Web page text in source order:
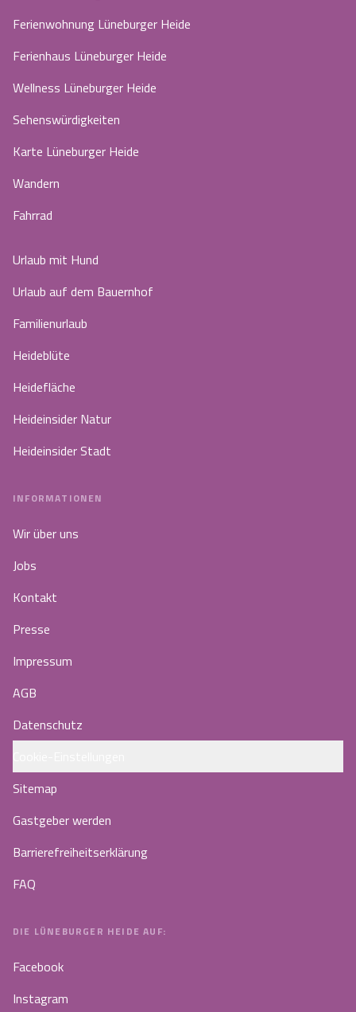
Ferienwohnung Lüneburger Heide
Ferienhaus Lüneburger Heide
Wellness Lüneburger Heide
Sehenswürdigkeiten
Karte Lüneburger Heide
Wandern
Fahrrad
Urlaub mit Hund
Urlaub auf dem Bauernhof
Familienurlaub
Heideblüte
Heidefläche
Heideinsider Natur
Heideinsider Stadt
INFORMATIONEN
Wir über uns
Jobs
Kontakt
Presse
Impressum
AGB
Datenschutz
Sitemap
Gastgeber werden
Barrierefreiheitserklärung
FAQ
DIE LÜNEBURGER HEIDE AUF:
Facebook
Instagram